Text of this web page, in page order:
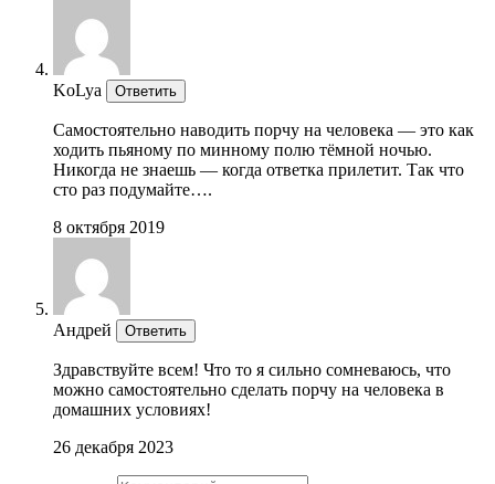
KoLyа Ответить
Самостоятельно наводить порчу на человека — это как
ходить пьяному по минному полю тёмной ночью.
Никогда не знаешь — когда ответка прилетит. Так что
сто раз подумайте….
8 октября 2019
Андрей Ответить
Здравствуйте всем! Что то я сильно сомневаюсь, что
можно самостоятельно сделать порчу на человека в
домашних условиях!
26 декабря 2023